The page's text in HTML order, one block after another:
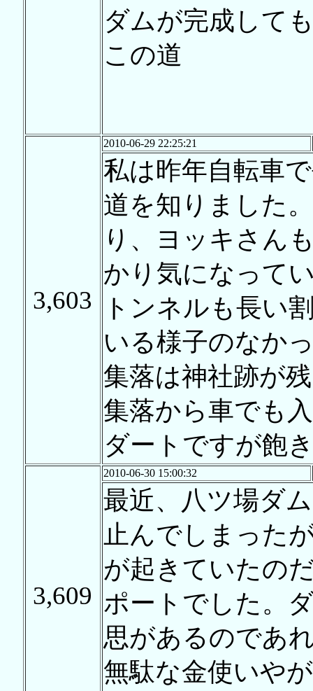
ダムが完成して
この道
3,603
2010-06-29 22:25:21
私は昨年自転車
道を知りました
り、ヨッキさん
かり気になって
トンネルも長い
いる様子のなか
集落は神社跡が
集落から車でも
ダートですが飽
3,609
2010-06-30 15:00:32
最近、八ツ場ダ
止んでしまった
が起きていたの
ポートでした。
思があるのであ
無駄な金使いや